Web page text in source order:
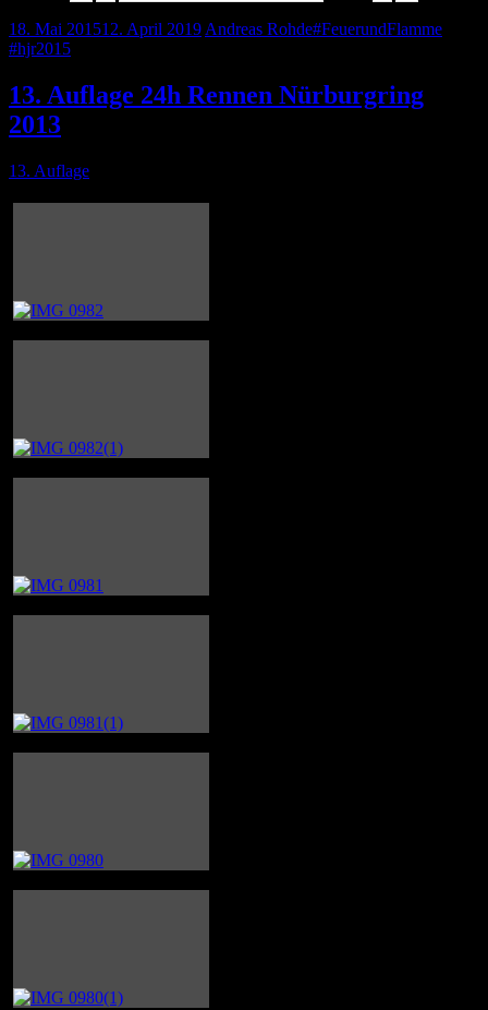
18. Mai 201512. April 2019 Andreas Rohde#FeuerundFlamme
#hjr2015
13. Auflage 24h Rennen Nürburgring
2013
13. Auflage